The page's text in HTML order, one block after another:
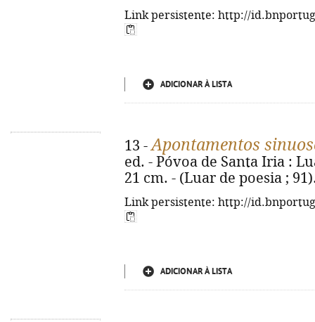
Link persistente: http://
ADICIONAR À LISTA
13 -Apontamentos
ed. - Póvoa de Santa Iria :
21 cm. - (Luar de poesia ;
Link persistente: http://
ADICIONAR À LISTA